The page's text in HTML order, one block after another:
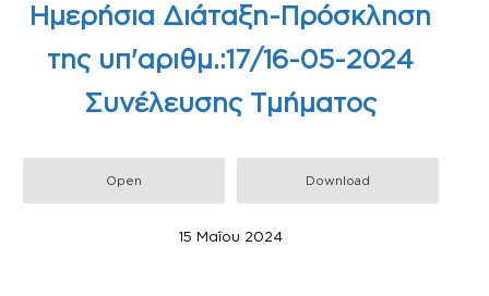
Ημερήσια Διάταξη-Πρόσκληση
της υπ'αριθμ.:17/16-05-2024
Συνέλευσης Τμήματος
Open Download
15 Μαΐου 2024